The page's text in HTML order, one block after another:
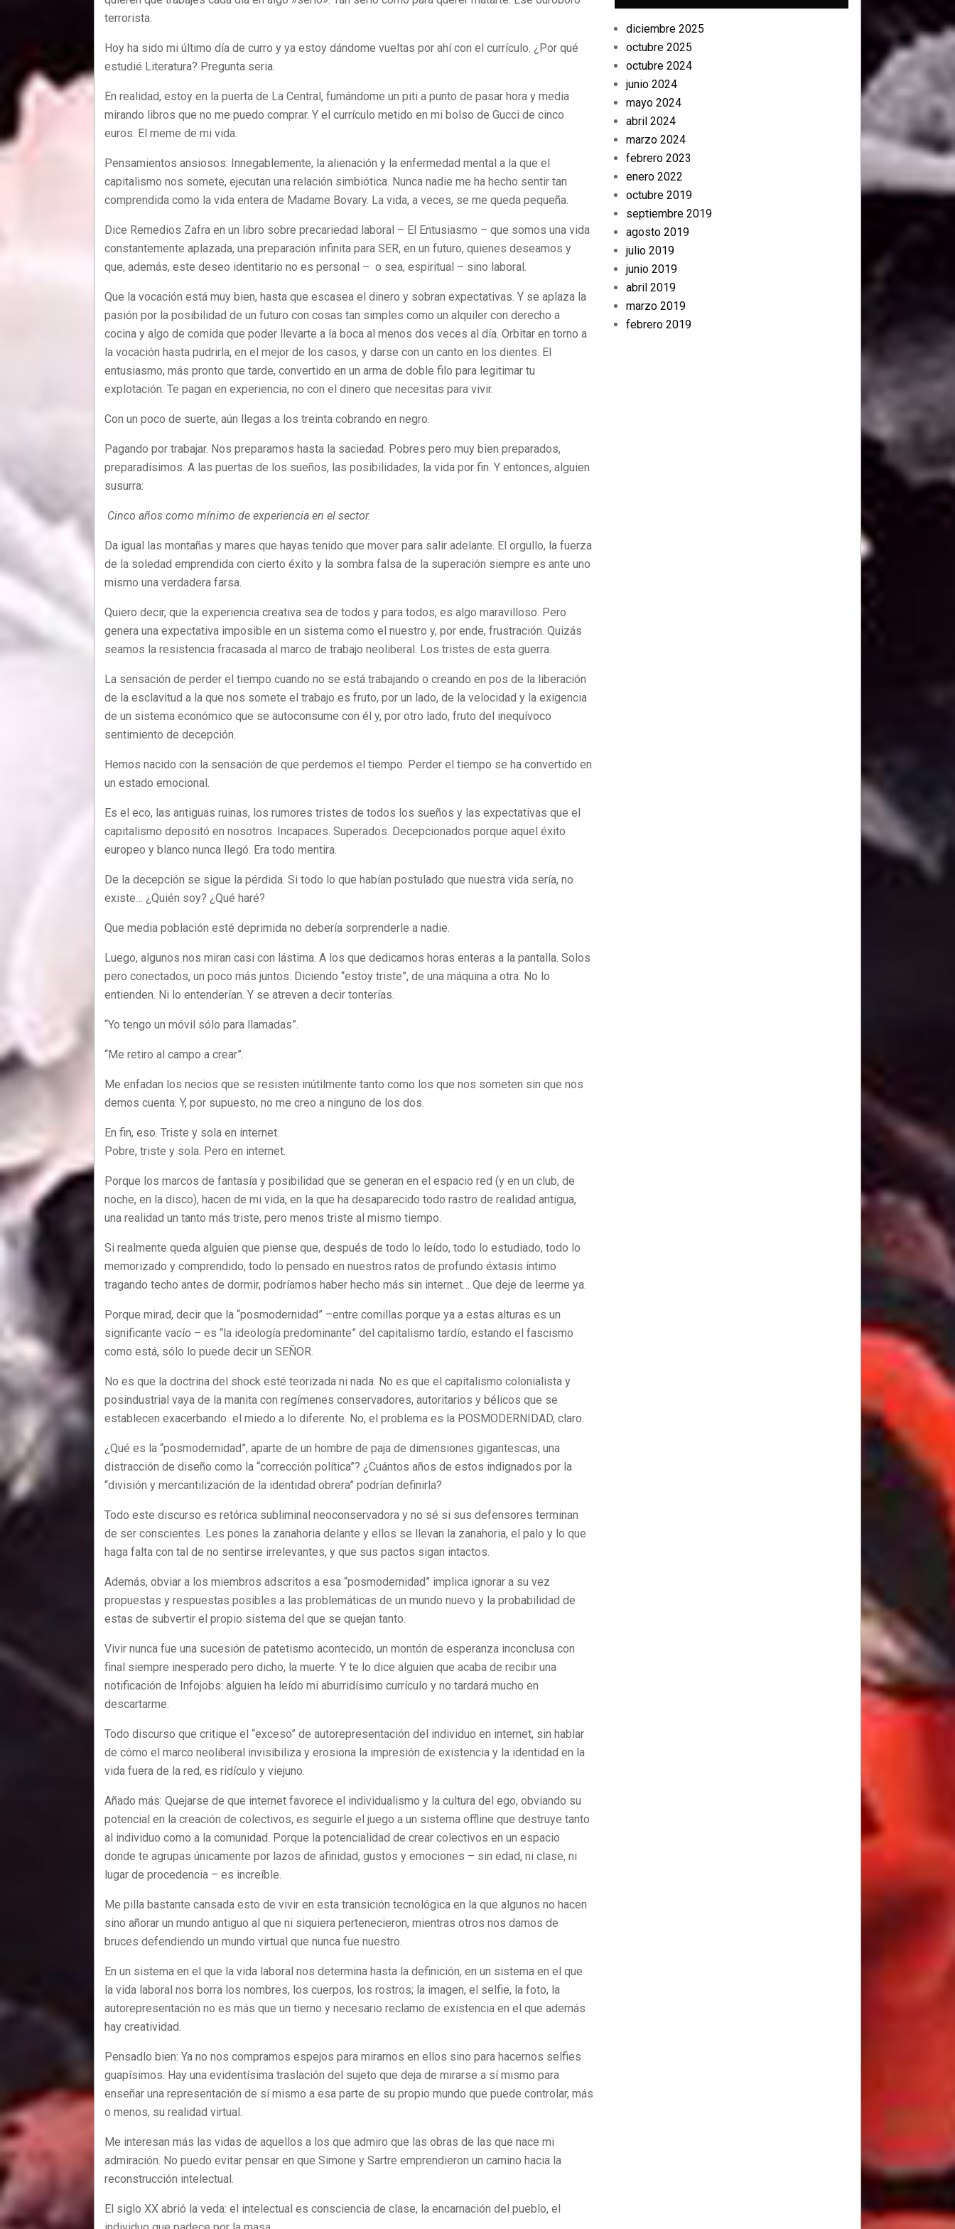
terrorista.
Hoy ha sido mi último día de curro y ya estoy dándome vueltas por ahí con el currículo. ¿Por qué
estudié Literatura? Pregunta seria.
En realidad, estoy en la puerta de La Central, fumándome un piti a punto de pasar hora y media
mirando libros que no me puedo comprar. Y el currículo metido en mi bolso de Gucci de cinco
euros. El meme de mi vida.
Pensamientos ansiosos: Innegablemente, la alienación y la enfermedad mental a la que el
capitalismo nos somete, ejecutan una relación simbiótica. Nunca nadie me ha hecho sentir tan
comprendida como la vida entera de Madame Bovary. La vida, a veces, se me queda pequeña.
Dice Remedios Zafra en un libro sobre precariedad laboral – El Entusiasmo – que somos una vida
constantemente aplazada, una preparación infinita para SER, en un futuro, quienes deseamos y
que, además, este deseo identitario no es personal – o sea, espiritual – sino laboral.
Que la vocación está muy bien, hasta que escasea el dinero y sobran expectativas. Y se aplaza la
pasión por la posibilidad de un futuro con cosas tan simples como un alquiler con derecho a
cocina y algo de comida que poder llevarte a la boca al menos dos veces al día. Orbitar en torno a
la vocación hasta pudrirla, en el mejor de los casos, y darse con un canto en los dientes. El
entusiasmo, más pronto que tarde, convertido en un arma de doble filo para legitimar tu
explotación. Te pagan en experiencia, no con el dinero que necesitas para vivir.
Con un poco de suerte, aún llegas a los treinta cobrando en negro.
Pagando por trabajar. Nos preparamos hasta la saciedad. Pobres pero muy bien preparados,
preparadísimos. A las puertas de los sueños, las posibilidades, la vida por fin. Y entonces, alguien
susurra:
Cinco años como mínimo de experiencia en el sector.
Da igual las montañas y mares que hayas tenido que mover para salir adelante. El orgullo, la fuerza
de la soledad emprendida con cierto éxito y la sombra falsa de la superación siempre es ante uno
mismo una verdadera farsa.
Quiero decir, que la experiencia creativa sea de todos y para todos, es algo maravilloso. Pero
genera una expectativa imposible en un sistema como el nuestro y, por ende, frustración. Quizás
seamos la resistencia fracasada al marco de trabajo neoliberal. Los tristes de esta guerra.
La sensación de perder el tiempo cuando no se está trabajando o creando en pos de la liberación
de la esclavitud a la que nos somete el trabajo es fruto, por un lado, de la velocidad y la exigencia
de un sistema económico que se autoconsume con él y, por otro lado, fruto del inequívoco
sentimiento de decepción.
Hemos nacido con la sensación de que perdemos el tiempo. Perder el tiempo se ha convertido en
un estado emocional.
Es el eco, las antiguas ruinas, los rumores tristes de todos los sueños y las expectativas que el
capitalismo depositó en nosotros. Incapaces. Superados. Decepcionados porque aquel éxito
europeo y blanco nunca llegó. Era todo mentira.
De la decepción se sigue la pérdida. Si todo lo que habían postulado que nuestra vida sería, no
existe… ¿Quién soy? ¿Qué haré?
Que media población esté deprimida no debería sorprenderle a nadie.
Luego, algunos nos miran casi con lástima. A los que dedicamos horas enteras a la pantalla. Solos
pero conectados, un poco más juntos. Diciendo “estoy triste”, de una máquina a otra. No lo
entienden. Ni lo entenderían. Y se atreven a decir tonterías.
“Yo tengo un móvil sólo para llamadas”.
“Me retiro al campo a crear”.
Me enfadan los necios que se resisten inútilmente tanto como los que nos someten sin que nos
demos cuenta. Y, por supuesto, no me creo a ninguno de los dos.
En fin, eso. Triste y sola en internet.
Pobre, triste y sola. Pero en internet.
Porque los marcos de fantasía y posibilidad que se generan en el espacio red (y en un club, de
noche, en la disco), hacen de mi vida, en la que ha desaparecido todo rastro de realidad antigua,
una realidad un tanto más triste, pero menos triste al mismo tiempo.
Si realmente queda alguien que piense que, después de todo lo leído, todo lo estudiado, todo lo
memorizado y comprendido, todo lo pensado en nuestros ratos de profundo éxtasis íntimo
tragando techo antes de dormir, podríamos haber hecho más sin internet… Que deje de leerme ya.
Porque mirad, decir que la “posmodernidad” –entre comillas porque ya a estas alturas es un
significante vacío – es “la ideología predominante” del capitalismo tardío, estando el fascismo
como está, sólo lo puede decir un SEÑOR.
No es que la doctrina del shock esté teorizada ni nada. No es que el capitalismo colonialista y
posindustrial vaya de la manita con regímenes conservadores, autoritarios y bélicos que se
establecen exacerbando el miedo a lo diferente. No, el problema es la POSMODERNIDAD, claro.
¿Qué es la “posmodernidad”, aparte de un hombre de paja de dimensiones gigantescas, una
distracción de diseño como la “corrección política”? ¿Cuántos años de estos indignados por la
“división y mercantilización de la identidad obrera” podrían definirla?
Todo este discurso es retórica subliminal neoconservadora y no sé si sus defensores terminan
de ser conscientes. Les pones la zanahoria delante y ellos se llevan la zanahoria, el palo y lo que
haga falta con tal de no sentirse irrelevantes, y que sus pactos sigan intactos.
Además, obviar a los miembros adscritos a esa “posmodernidad” implica ignorar a su vez
propuestas y respuestas posibles a las problemáticas de un mundo nuevo y la probabilidad de
estas de subvertir el propio sistema del que se quejan tanto.
Vivir nunca fue una sucesión de patetismo acontecido, un montón de esperanza inconclusa con
final siempre inesperado pero dicho, la muerte. Y te lo dice alguien que acaba de recibir una
notificación de Infojobs: alguien ha leído mi aburridísimo currículo y no tardará mucho en
descartarme.
Todo discurso que critique el “exceso” de autorepresentación del individuo en internet, sin hablar
de cómo el marco neoliberal invisibiliza y erosiona la impresión de existencia y la identidad en la
vida fuera de la red, es ridículo y viejuno.
Añado más: Quejarse de que internet favorece el individualismo y la cultura del ego, obviando su
potencial en la creación de colectivos, es seguirle el juego a un sistema offline que destruye tanto
al individuo como a la comunidad. Porque la potencialidad de crear colectivos en un espacio
donde te agrupas únicamente por lazos de afinidad, gustos y emociones – sin edad, ni clase, ni
lugar de procedencia – es increíble.
Me pilla bastante cansada esto de vivir en esta transición tecnológica en la que algunos no hacen
sino añorar un mundo antiguo al que ni siquiera pertenecieron, mientras otros nos damos de
bruces defendiendo un mundo virtual que nunca fue nuestro.
En un sistema en el que la vida laboral nos determina hasta la definición, en un sistema en el que
la vida laboral nos borra los nombres, los cuerpos, los rostros; la imagen, el selfie, la foto, la
autorepresentación no es más que un tierno y necesario reclamo de existencia en el que además
hay creatividad.
Pensadlo bien: Ya no nos compramos espejos para mirarnos en ellos sino para hacernos selfies
guapísimos. Hay una evidentísima traslación del sujeto que deja de mirarse a sí mismo para
enseñar una representación de sí mismo a esa parte de su propio mundo que puede controlar, más
o menos, su realidad virtual.
Me interesan más las vidas de aquellos a los que admiro que las obras de las que nace mi
admiración. No puedo evitar pensar en que Simone y Sartre emprendieron un camino hacia la
reconstrucción intelectual.
El siglo XX abrió la veda: el intelectual es consciencia de clase, la encarnación del pueblo, el
diciembre 2025
octubre 2025
octubre 2024
junio 2024
mayo 2024
abril 2024
marzo 2024
febrero 2023
enero 2022
octubre 2019
septiembre 2019
agosto 2019
julio 2019
junio 2019
abril 2019
marzo 2019
febrero 2019